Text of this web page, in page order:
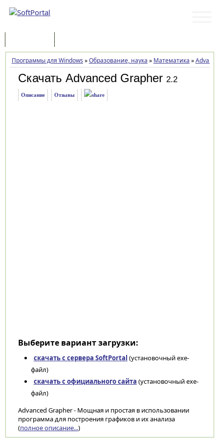
Программы для Windows »Образование, наука » Математика »
Скачать Advanced Grapher 2.2
Описание Отзывы
Выберите вариант загрузки:
скачать с сервера SoftPortal (установочный exe-
файл)
скачать с официального сайта (установочный exe-
файл)
Advanced Grapher - Мощная и простая в использовании
программа для построения графиков и их анализа
(полное описание...)